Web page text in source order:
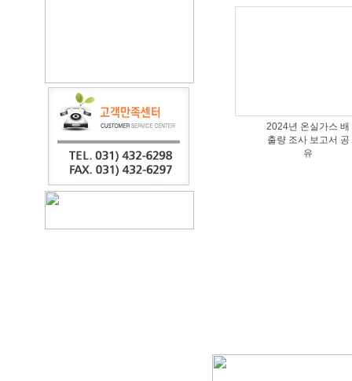
2024년 온실가스 배
출량 조사 보고서 공
유